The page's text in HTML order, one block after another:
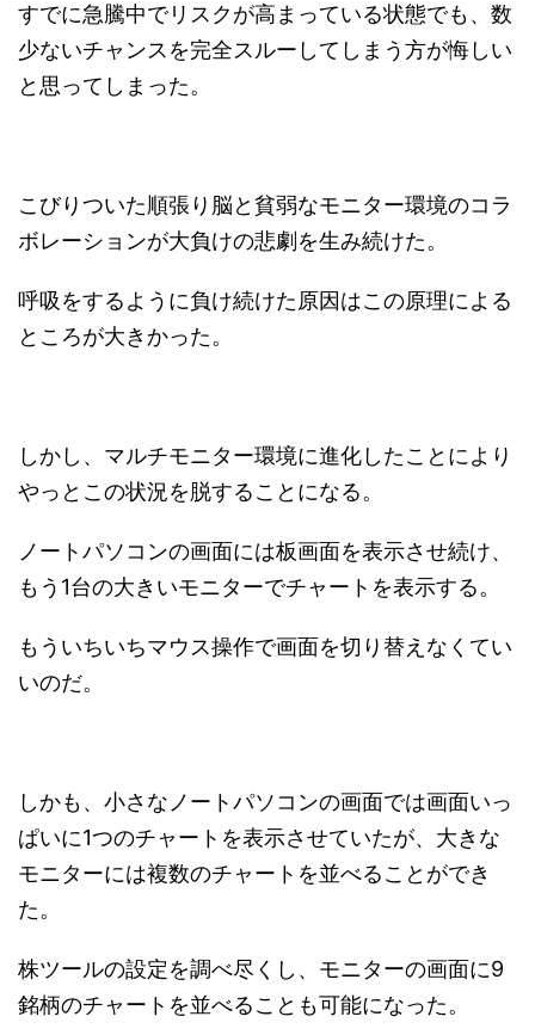
すでに急騰中でリスクが高まっている状態でも、数
少ないチャンスを完全スルーしてしまう方が悔しい
と思ってしまった。
こびりついた順張り脳と貧弱なモニター環境のコラ
ボレーションが大負けの悲劇を生み続けた。
呼吸をするように負け続けた原因はこの原理による
ところが大きかった。
しかし、マルチモニター環境に進化したことにより
やっとこの状況を脱することになる。
ノートパソコンの画面には板画面を表示させ続け、
もう1台の大きいモニターでチャートを表示する。
もういちいちマウス操作で画面を切り替えなくてい
いのだ。
しかも、小さなノートパソコンの画面では画面いっ
ぱいに1つのチャートを表示させていたが、大きな
モニターには複数のチャートを並べることができ
た。
株ツールの設定を調べ尽くし、モニターの画面に9
銘柄のチャートを並べることも可能になった。